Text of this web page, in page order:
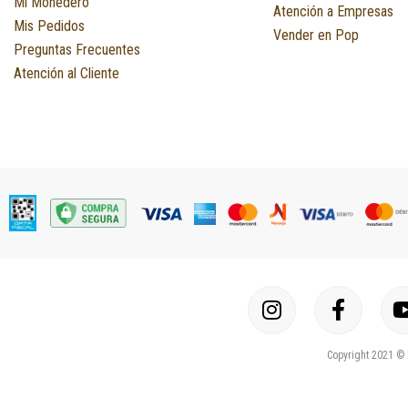
Mis Pedidos
Preguntas Frecuentes
Atención al Cliente
Atención a Empresas
Vender en Pop
I
n
F
a
e
Copyright 2021 ©